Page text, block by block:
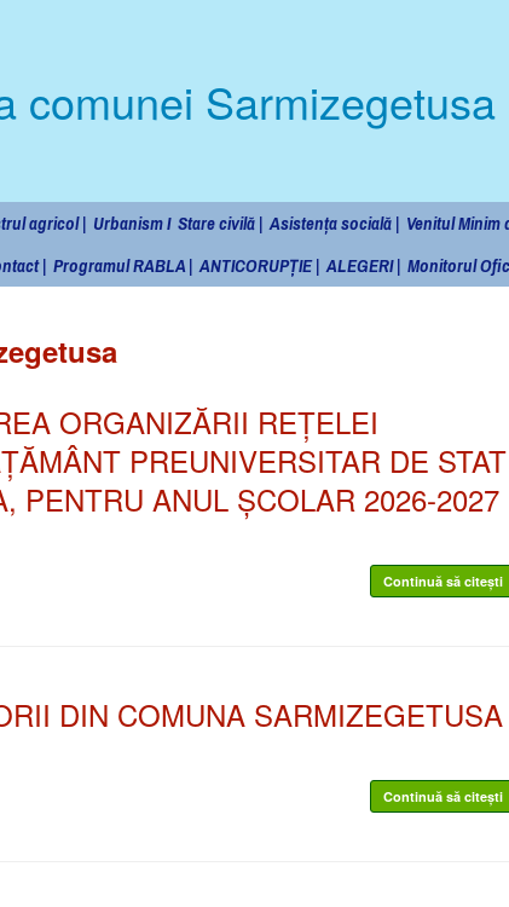
comunei Sarmizegetusa
agricol | Urbanism I Stare civilă | Asistența socială | Venitul Minim
| Programul RABLA | ANTICORUPȚIE | ALEGERI | Monitorul
ORGANIZĂRII REȚELEI
PREUNIVERSITAR DE STAT
PENTRU ANUL ȘCOLAR 2026-2027
Continuă să citești
DIN COMUNA SARMIZEGETUSA
Continuă să citești